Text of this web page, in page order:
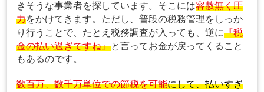
きそうな事業者を探しています。そこには容赦無く圧
力をかけてきます。ただし、普段の税務管理をしっか
り行うことで、たとえ税務調査が入っても、逆に『税
金の払い過ぎですね』と言ってお金が戻ってくること
もあるのです。
数百万、数千万単位での節税を可能にして、払いすぎ